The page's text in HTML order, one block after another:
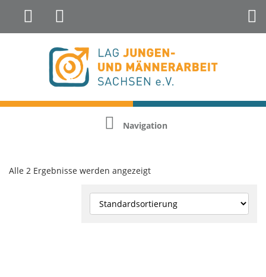
Geschlechterreflexion
Navigation
Alle 2 Ergebnisse werden angezeigt